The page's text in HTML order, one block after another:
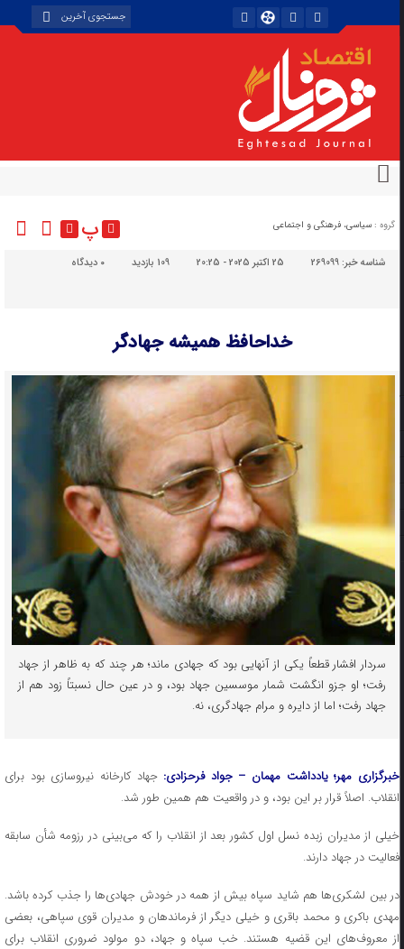
گروه : سیاسی، فرهنگی و اجتماعی پ
شناسه خبر:269099 25 اکتبر 2025 - 20:25 109 بازدید دیدگاه
خداحافظ همیشه جهادگر
سردار افشار قطعاً یکی از آنهایی بود که جهادی ماند؛ هر چند که به ظاهر از جهاد
رفت؛ او جزو انگشت شمار موسسین جهاد بود، و در عین حال نسبتاً زود هم از
جهاد رفت؛ اما از دایره و مرام جهادگری، نه.
خبرگزاری مهر؛ یادداشت مهمان – جواد فرحزادی:جهاد کارخانه نیروسازی بود برای
انقلاب. اصلاً قرار بر این بود، و در واقعیت هم همین طور شد.
خیلی از مدیران زبده نسل اول کشور بعد از انقلاب را که می‌بینی در رزومه شأن سابقه
فعالیت در جهاد دارند.
در بین لشکری‌ها هم شاید سپاه بیش از همه در خودش جهادی‌ها را جذب کرده باشد.
مهدی باکری و محمد باقری و خیلی دیگر از فرماندهان و مدیران قوی سپاهی، بعضی
از معروف‌های این قضیه هستند. خب سپاه و جهاد، دو مولود ضروری انقلاب برای